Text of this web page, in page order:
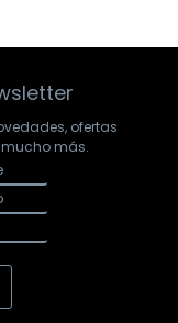
ofertas
más.